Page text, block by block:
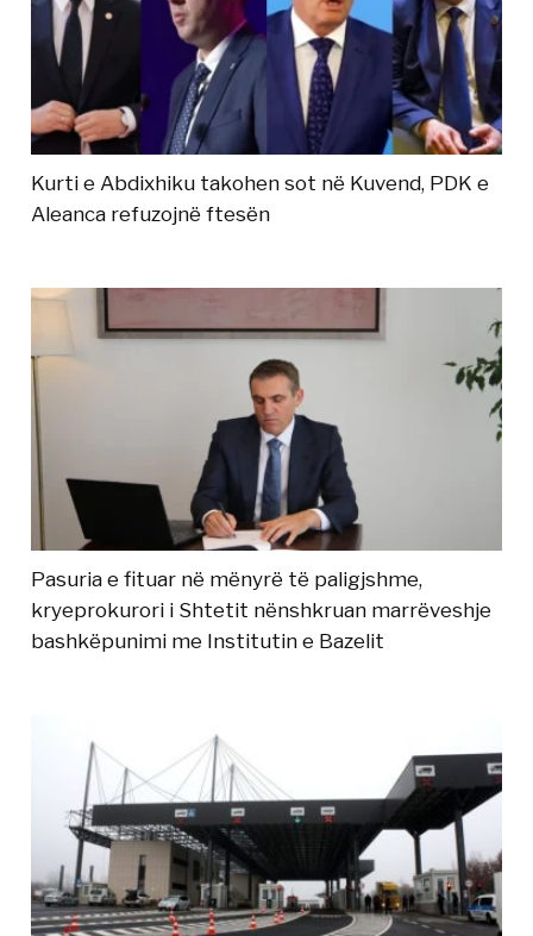
Kurti e Abdixhiku takohen sot në Kuvend, PDK e
Aleanca refuzojnë ftesën
Pasuria e fituar në mënyrë të paligjshme,
kryeprokurori i Shtetit nënshkruan marrëveshje
bashkëpunimi me Institutin e Bazelit